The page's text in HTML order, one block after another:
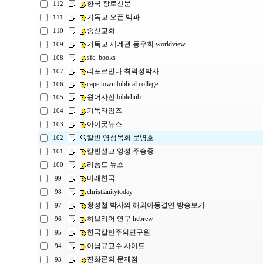
112 한국 장로신문
111 기독교 오픈 백과
110 숭신교회
109 기독교 세계관 동우회 worldview
108 sfc books
107 리포르만다 최덕성박사
106 cape town biblical college
105 원어사전 biblehub
104 기독타임즈
103 아이굿뉴스
102 칼빈 영성목회 문병호
101 칼빈설교 영성 주승중
100 리폼드 뉴스
99 미래한국
98 christianitytoday
97 황성철 박사의 해외아동결연 방송보기
96 히브리어 연구 hebrew
95 한국칼빈주의연구원
94 이남규교수 사이트
93 진화론의 문제점